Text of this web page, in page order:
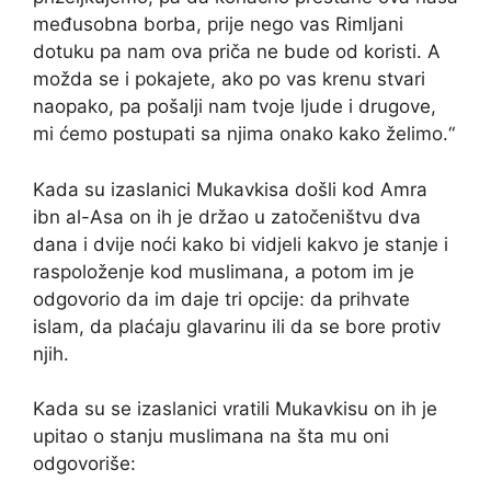
međusobna borba, prije nego vas Rimljani
dotuku pa nam ova priča ne bude od koristi. A
možda se i pokajete, ako po vas krenu stvari
naopako, pa pošalji nam tvoje ljude i drugove,
mi ćemo postupati sa njima onako kako želimo.“
Kada su izaslanici Mukavkisa došli kod Amra
ibn al-Asa on ih je držao u zatočeništvu dva
dana i dvije noći kako bi vidjeli kakvo je stanje i
raspoloženje kod muslimana, a potom im je
odgovorio da im daje tri opcije: da prihvate
islam, da plaćaju glavarinu ili da se bore protiv
njih.
Kada su se izaslanici vratili Mukavkisu on ih je
upitao o stanju muslimana na šta mu oni
odgovoriše: